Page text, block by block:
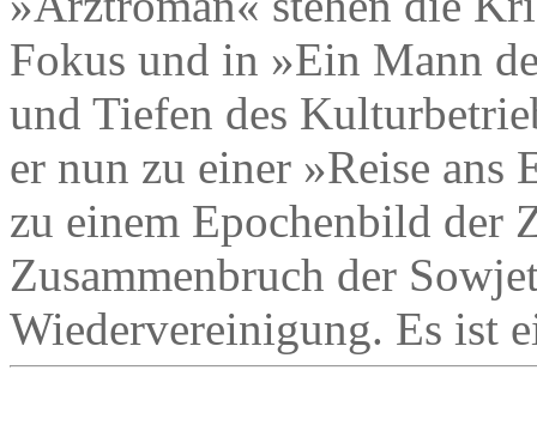
Fokus und in »Ein Mann
und Tiefen des
er nun zu einer »Reise ans
zu einem Epochenbild der
Zusammenbruch der
Wiedervereinigung. Es ist